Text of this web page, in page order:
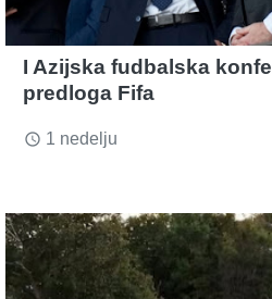
I Azijska fudbalska
predloga Fifa
access_time 1 nedelju